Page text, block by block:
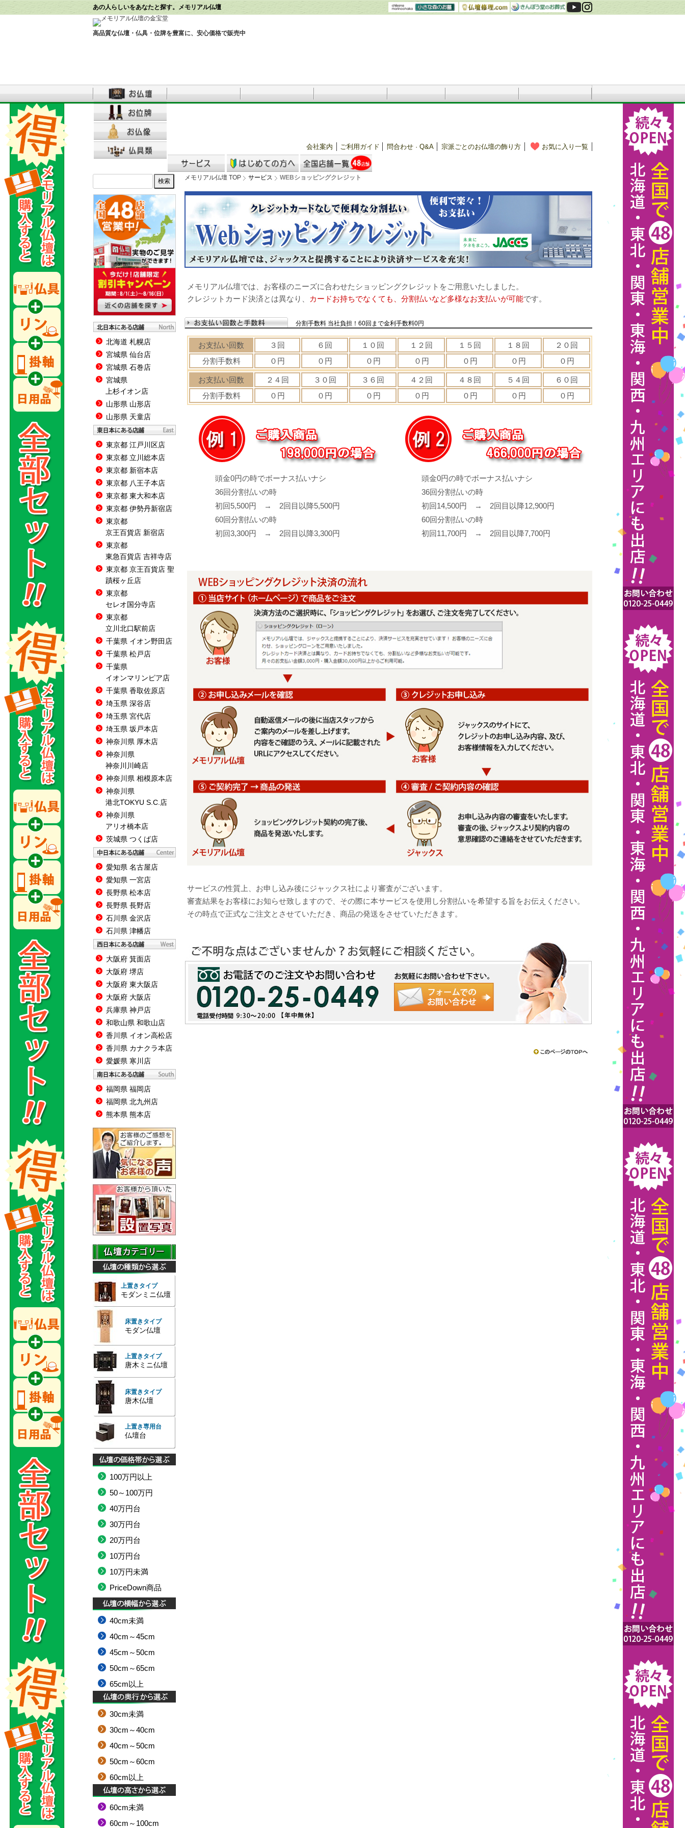
あの人らしいをあなたと探す。メモリアル仏壇
高品質な仏壇・仏具・位牌を豊富に、安心価格で販売中
会社案内 ご利用ガイド 問合わせ · Q&A 宗派ごとのお仏壇の飾り方 お気に入り一覧
メモリアル仏壇 TOP サービス WEBショッピングクレジット
メモリアル仏壇では、お客様のニーズに合わせたショッピングクレジットをご用意いたしました。
クレジットカード決済とは異なり、
カードお持ちでなくても、分割払いなど多様なお支払いが可能です。
分割手数料 当社負担！ 60回まで金利手数料0円
お支払い回数 ３回 ６回 １０回 １２回 １５回 １８回
２０回
分割手数料
０円 ０円 ０円 ０円 ０円 ０円 ０円
お支払い回数 ２４回 ３０回 ３６回 ４２回 ４８回 ５４回
６０回
分割手数料
０円 ０円 ０円 ０円 ０円 ０円 ０円
頭金0円の時でボーナス払いナシ
36回分割払いの時
初回5,500円 → 2回目以降5,500円
60回分割払いの時
初回3,300円 → 2回目以降3,300円
頭金0円の時でボーナス払いナシ
36回分割払いの時
初回14,500円 → 2回目以降12,900円
60回分割払いの時
初回11,700円 → 2回目以降7,700円
サービスの性質上、お申し込み後にジャックス社により審査がございます。
審査結果をお客様にお知らせ致しますので、その際に本サービスを使用し分割払いを希望する旨をお伝えください。
その時点で正式なご注文とさせていただき、商品の発送をさせていただきます。
北海道 札幌店
宮城県 仙台店
宮城県 石巻店
宮城県
上杉イオン店
山形県 山形店
山形県 天童店
東京都 江戸川区店
東京都 立川総本店
東京都 新宿本店
東京都 八王子本店
東京都 東大和本店
東京都 伊勢丹新宿店
東京都
京王百貨店 新宿店
東京都
東急百貨店 吉祥寺店
東京都 京王百貨店 聖
蹟桜ヶ丘店
東京都
セレオ国分寺店
東京都
立川北口駅前店
千葉県 イオン野田店
千葉県 松戸店
千葉県
イオンマリンピア店
千葉県 香取佐原店
埼玉県 深谷店
埼玉県 宮代店
埼玉県 坂戸本店
神奈川県 厚木店
神奈川県
神奈川川崎店
神奈川県 相模原本店
神奈川県
港北TOKYU S.C.店
神奈川県
アリオ橋本店
茨城県 つくば店
愛知県 名古屋店
愛知県 一宮店
長野県 松本店
長野県 長野店
石川県 金沢店
石川県 津幡店
大阪府 箕面店
大阪府 堺店
大阪府 東大阪店
大阪府 大阪店
兵庫県 神戸店
和歌山県 和歌山店
香川県 イオン高松店
香川県 カナクラ本店
愛媛県 寒川店
福岡県 福岡店
福岡県 北九州店
熊本県 熊本店
上置きタイプ
モダンミニ仏壇
床置きタイプ
モダン仏壇
上置きタイプ
唐木ミニ仏壇
床置きタイプ
唐木仏壇
上置き専用台
仏壇台
100万円以上
50～100万円
40万円台
30万円台
20万円台
10万円台
10万円未満
PriceDown商品
40cm未満
40cm～45cm
45cm～50cm
50cm～65cm
65cm以上
30cm未満
30cm～40cm
40cm～50cm
50cm～60cm
60cm以上
60cm未満
60cm～100cm